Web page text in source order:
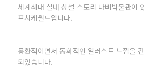
세계최대 실내 상설 스토리 나비박물관이
프시케월드입니다.
몽환적이면서 동화적인 일러스트 느낌을
되었습니다.